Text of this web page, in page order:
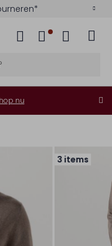
nu
3 items